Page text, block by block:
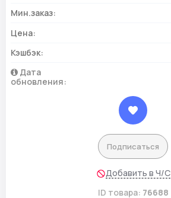
Мин.заказ:
Цена:
Кэшбэк:
Дата
обновления:
Подписаться
Добавить в Ч/С
ID товара: 76688